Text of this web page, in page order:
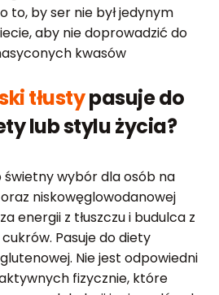
to, by ser nie był jedynym
aby nie doprowadzić do
kwasów
tłustypasuje do
lub stylu życia?
świetny wybór dla osób na
niskowęglowodanowej
energii z tłuszczu i budulca z
Pasuje do diety
Nie jest odpowiedni
fizycznie, które